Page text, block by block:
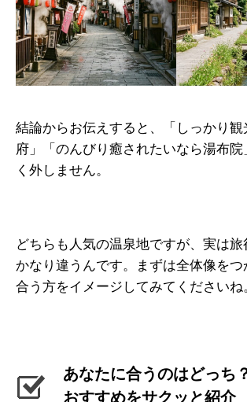
結論からお伝えすると、「しっかり観
府」「のんびり癒されたいなら湯布院
く外しません。
どちらも人気の温泉地ですが、実は
かなり違うんです。まずは全体像をつ
合う方をイメージしてみてくださいね
あなたに合うのはどっち
おすすめをサクッと紹介